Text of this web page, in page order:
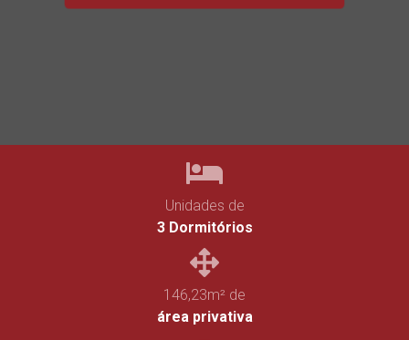
Unidades de
3 Dormitórios
146,23m² de
área privativa